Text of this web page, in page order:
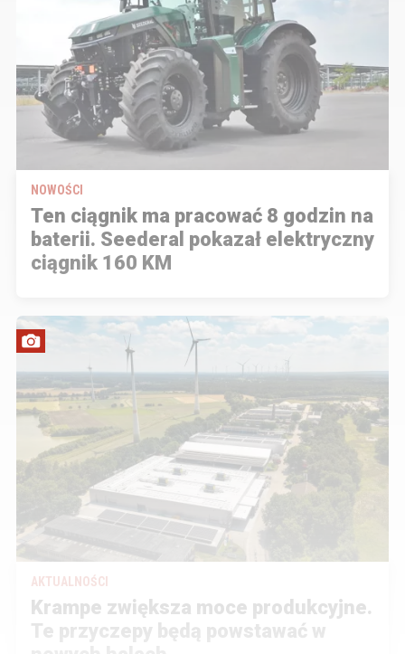
NOWOŚCI
Ten ciągnik ma pracować 8 godzin na
baterii. Seederal pokazał elektryczny
ciągnik 160 KM
AKTUALNOŚCI
Krampe zwiększa moce produkcyjne.
Te przyczepy będą powstawać w